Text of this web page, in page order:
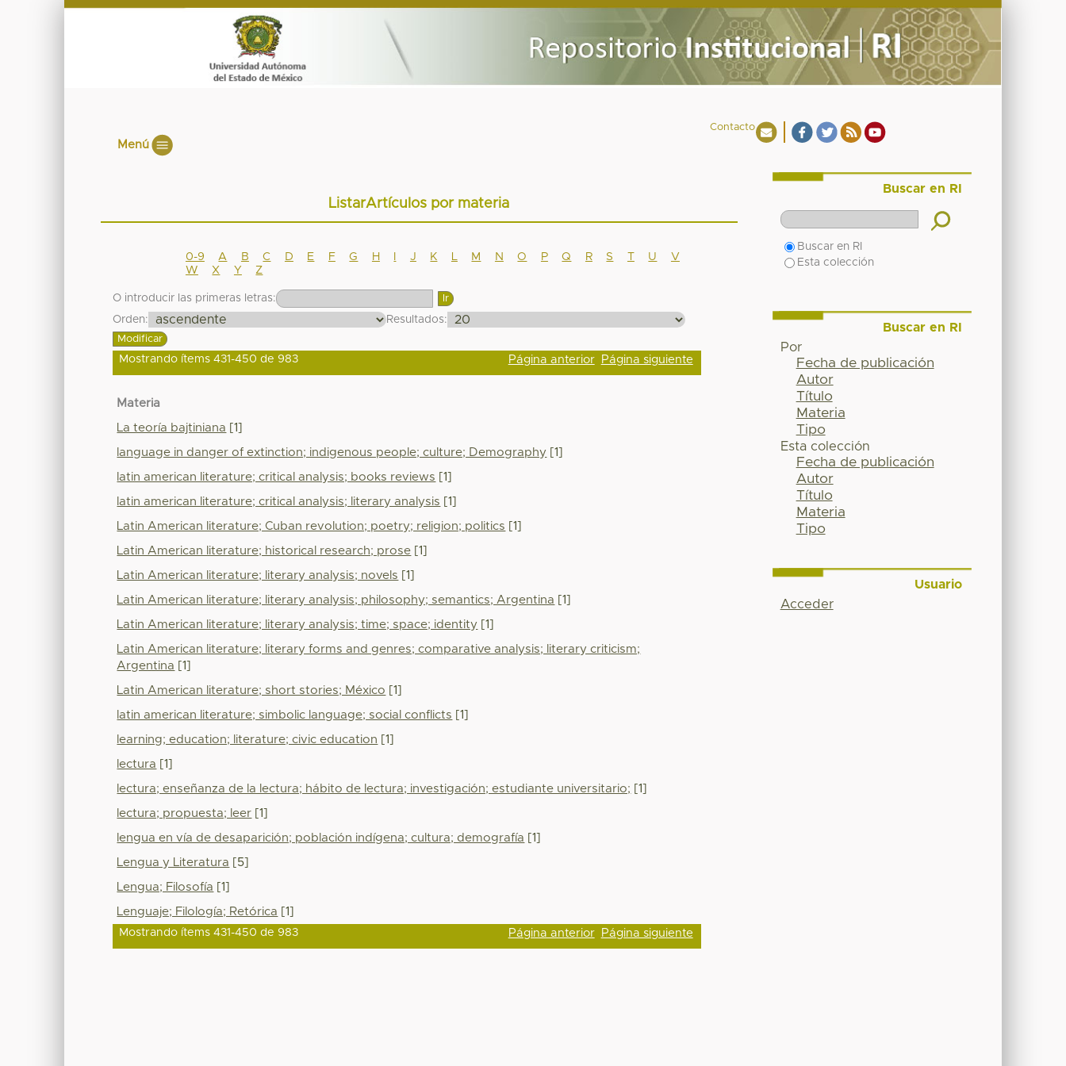
Contacto
Menú
ListarArtículos por materia
0-9 A B C D E F G H J K M N O P Q R S T U
V
W
X Y Z
O introducir las primeras letras:
Orden:
Resultados:
Mostrando ítems 431-450 de 983 Página anterior Página siguiente
Materia
La teoría bajtiniana [1]
language in danger of extinction; indigenous people; culture; Demography [1]
latin american literature; critical analysis; books reviews [1]
latin american literature; critical analysis; literary analysis [1]
Latin American literature; Cuban revolution; poetry; religion; politics [1]
Latin American literature; historical research; prose [1]
Latin American literature; literary analysis; novels [1]
Latin American literature; literary analysis; philosophy; semantics; Argentina [1]
Latin American literature; literary analysis; time; space; identity [1]
Latin American literature; literary forms and genres; comparative analysis; literary criticism;
Argentina [1]
Latin American literature; short stories; México [1]
latin american literature; simbolic language; social conflicts [1]
learning; education; literature; civic education [1]
lectura [1]
lectura; enseñanza de la lectura; hábito de lectura; investigación; estudiante universitario; [1]
lectura; propuesta; leer [1]
lengua en vía de desaparición; población indígena; cultura; demografía [1]
Lengua y Literatura [5]
Lengua; Filosofía [1]
Lenguaje; Filología; Retórica [1]
Mostrando ítems 431-450 de 983 Página anterior Página siguiente
Buscar en RI
Buscar en RI
Esta colección
Buscar en RI
Por
Fecha de publicación
Autor
Título
Materia
Tipo
Esta colección
Fecha de publicación
Autor
Título
Materia
Tipo
Usuario
Acceder